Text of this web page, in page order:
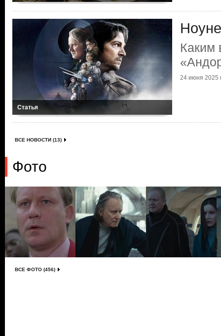
Статья
24 июня 2025
ВСЕ НОВОСТИ (13)
Фото
ВСЕ ФОТО (456)